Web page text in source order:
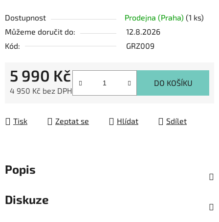
Dostupnost Prodejna (Praha) (1 ks)
Můžeme doručit do:
12.8.2026
Kód:
GRZ009
5 990 Kč
4 950 Kč bez DPH
DO KOŠÍKU
Tisk Zeptat se Hlídat Sdílet
Popis
Diskuze